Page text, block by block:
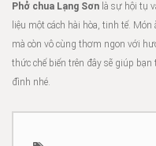
Phở chua Lạng Sơn là sự hội tụ
liệu một cách hài hòa, tinh tế.
mà còn vô cùng thơm ngon với
thức chế biến trên đây sẽ giúp
đình nhé.